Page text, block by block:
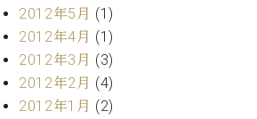
お
問
合
わ
せ
2012年5月 (1)
2012年4月 (1)
2012年3月 (3)
2012年2月 (4)
2012年1月 (2)